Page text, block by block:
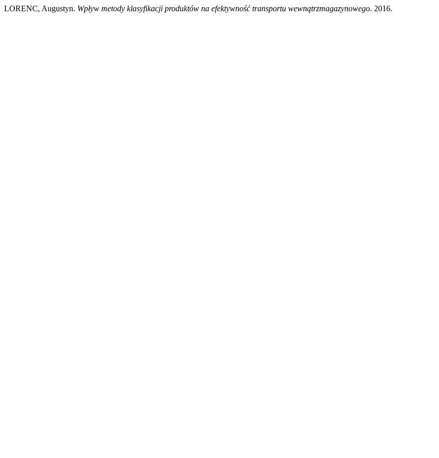
LORENC, Augustyn. Wpływ metody klasyfikacji produktów na efektywność transportu wewnątrzmagazynowego. 2016.